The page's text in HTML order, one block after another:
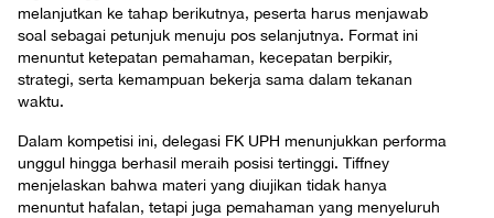
melanjutkan ke tahap berikutnya, peserta harus menjawab
soal sebagai petunjuk menuju pos selanjutnya. Format ini
menuntut ketepatan pemahaman, kecepatan berpikir,
strategi, serta kemampuan bekerja sama dalam tekanan
waktu.
Dalam kompetisi ini, delegasi FK UPH menunjukkan performa
unggul hingga berhasil meraih posisi tertinggi. Tiffney
menjelaskan bahwa materi yang diujikan tidak hanya
menuntut hafalan, tetapi juga pemahaman yang menyeluruh